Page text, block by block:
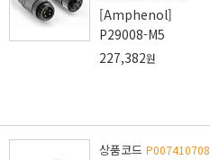
[Amphenol]
P29008-M5
227,382원
상품코드 P007410708